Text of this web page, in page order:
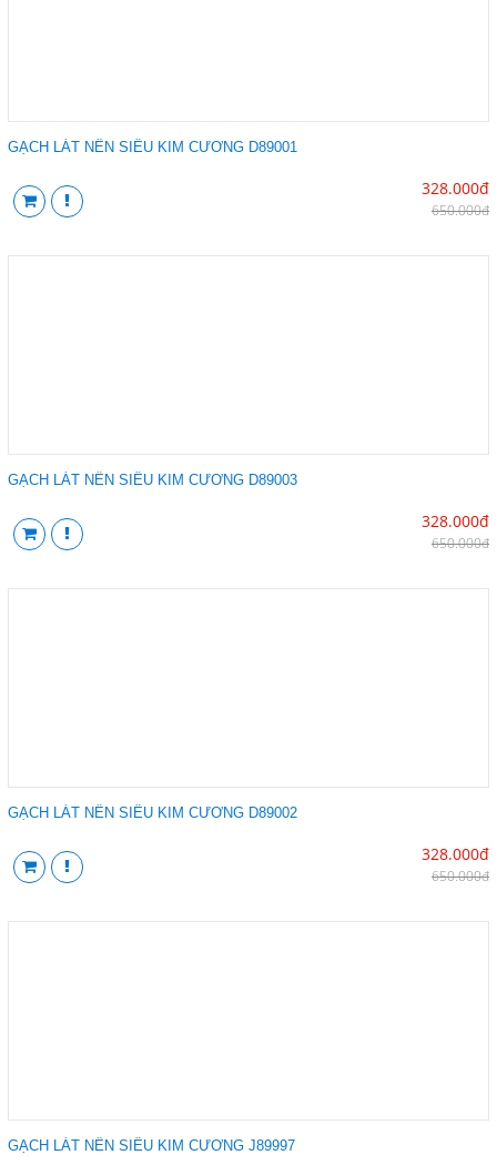
GẠCH LÁT NỀN SIÊU KIM CƯƠNG D89001
328.000đ
650.000đ
GẠCH LÁT NỀN SIÊU KIM CƯƠNG D89003
328.000đ
650.000đ
GẠCH LÁT NỀN SIÊU KIM CƯƠNG D89002
328.000đ
650.000đ
GẠCH LÁT NỀN SIÊU KIM CƯƠNG J89997